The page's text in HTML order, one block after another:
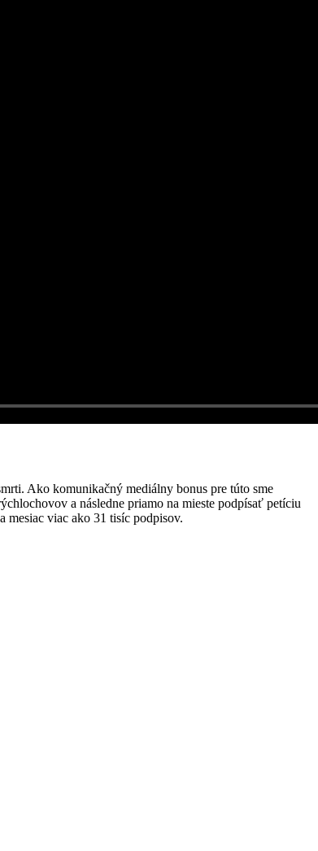
Ako komunikačný mediálny bonus pre túto sme
a následne priamo na mieste podpísať petíciu
mesiac viac ako 31 tisíc podpisov.